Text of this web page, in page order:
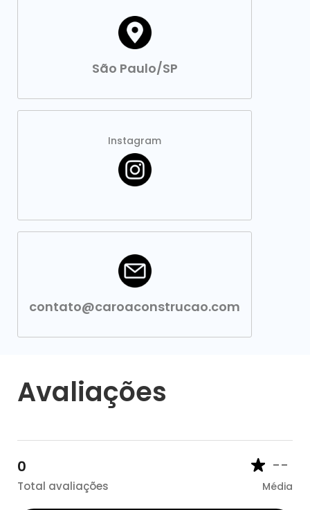
São Paulo/SP
Instagram
contato@caroaconstrucao.com
Avaliações
0
Total avaliações
--
Média